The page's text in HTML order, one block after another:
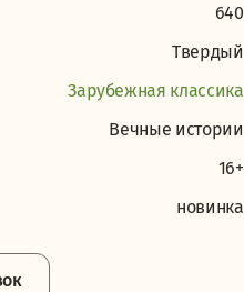
640
Твердый
Зарубежная классика
Вечные истории
16+
новинка